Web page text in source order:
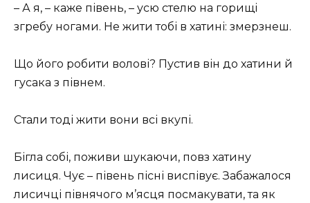
– А я, – каже півень, – усю стелю на горищі
згребу ногами. Не жити тобі в хатині: змерзнеш.
Що його робити волові? Пустив він до хатини й
гусака з півнем.
Стали тоді жити вони всі вкупі.
Бігла собі, поживи шукаючи, повз хатину
лисиця. Чує – півень пісні виспівує. Забажалося
лисичці півнячого м’ясця посмакувати, та як